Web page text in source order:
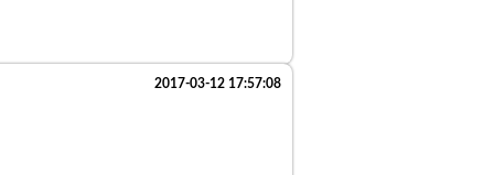
2017-03-12 17:57:08